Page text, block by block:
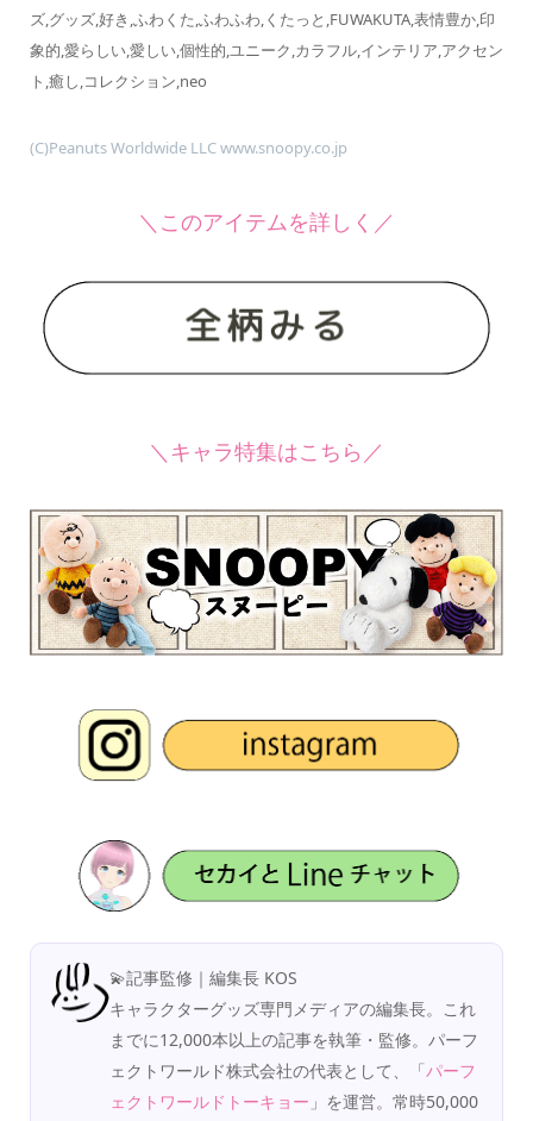
ズ,グッズ,好き,ふわくた,ふわふわ,くたっと,FUWAKUTA,表情豊か,印
象的,愛らしい,愛しい,個性的,ユニーク,カラフル,インテリア,アクセン
ト,癒し,コレクション,neo
(C)Peanuts Worldwide LLC www.snoopy.co.jp
＼このアイテムを詳しく／
＼キャラ特集はこちら／
💫記事監修｜編集長 KOS
キャラクターグッズ専門メディアの編集長。これ
までに12,000本以上の記事を執筆・監修。パーフ
ェクトワールド株式会社の代表として、「パーフ
ェクトワールドトーキョー 」を運営。常時50,000